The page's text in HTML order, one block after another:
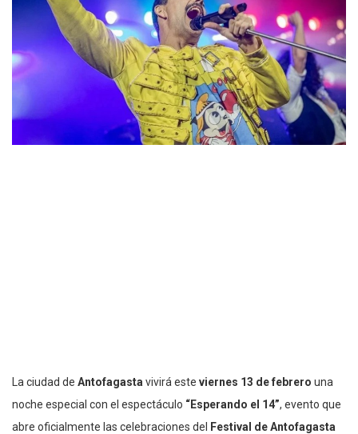
La ciudad de Antofagasta vivirá este viernes 13 de febrero una
noche especial con el espectáculo “Esperando el 14”, evento que
abre oficialmente las celebraciones del
Festival de Antofagasta